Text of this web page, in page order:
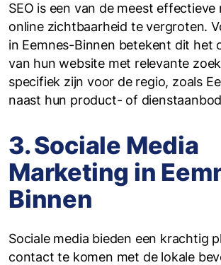
SEO is een van de meest effectieve
online zichtbaarheid te vergroten.
in Eemnes-Binnen betekent dit het
van hun website met relevante
specifiek zijn voor de regio, zoals
naast hun product- of
3. Sociale Media
Marketing in
Binnen
Sociale media bieden een krachtig
contact te komen met de lokale